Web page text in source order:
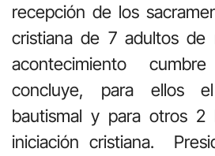
recepción de los
cristiana de 7 adultos de
acontecimiento
concluye, para ellos el
bautismal y para otros 2
iniciación cristiana.